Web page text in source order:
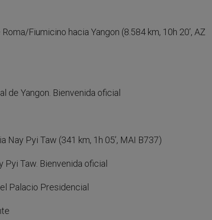
Fiumicino hacia Yangon (8.584 km, 10h 20’, AZ
de Yangon. Bienvenida oficial
Nay Pyi Taw (341 km, 1h 05’, MAI B737)
Pyi Taw. Bienvenida oficial
Palacio Presidencial